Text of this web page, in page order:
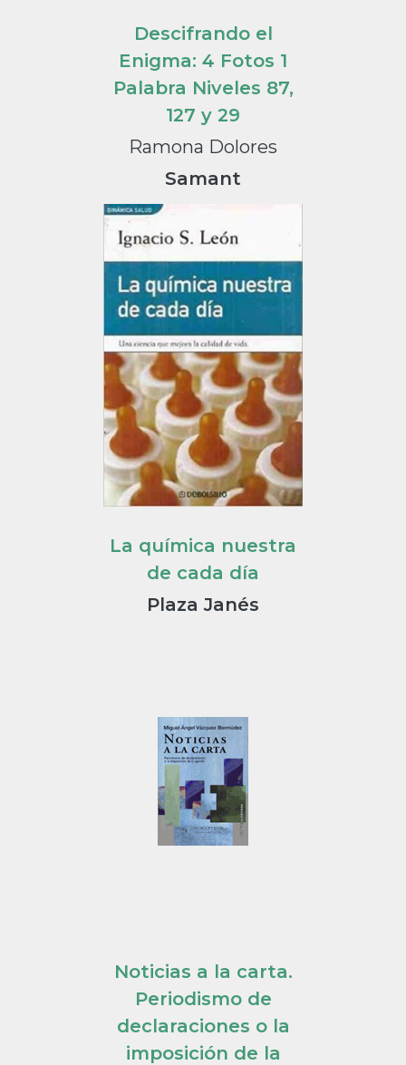
Descifrando el
Enigma: 4 Fotos 1
Palabra Niveles 87,
127 y 29
Ramona Dolores
Samant
La química nuestra
de cada día
Plaza Janés
Noticias a la carta.
Periodismo de
declaraciones o la
imposición de la